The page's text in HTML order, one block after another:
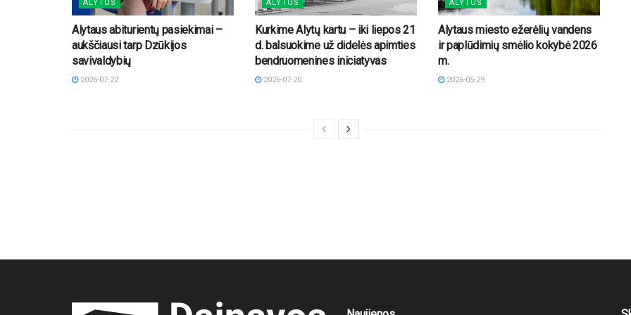
ALYTUS
Alytaus abiturientų pasiekimai –
aukščiausi tarp Dzūkijos
savivaldybių
2026-07-22
ALYTUS
Kurkime Alytų kartu – iki liepos 21
d. balsuokime už didelės apimties
bendruomenines iniciatyvas
2026-07-20
ALYTUS
Alytaus miesto ežerėlių vandens
ir paplūdimių smėlio kokybė 2026
m.
2026-05-29